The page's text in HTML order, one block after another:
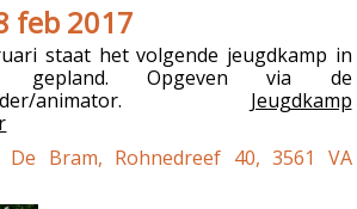
feb 2017
staat het volgende jeugdkamp in
gepland. Opgeven via de
animator. Jeugdkamp
De Bram, Rohnedreef 40, 3561 VA